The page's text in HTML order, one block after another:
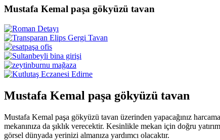
Mustafa Kemal paşa gökyüzü tavan
Mustafa Kemal paşa gökyüzü tavan
Mustafa Kemal paşa gökyüzü tavan üzerinden yapacağınız
mekanınıza da şıklık verecektir. Kesinlikle mekan için doğru
görsel dünyada yerinizi almanıza yardımcı olacaktır.